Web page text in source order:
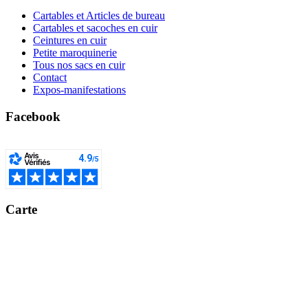
Cartables et Articles de bureau
Cartables et sacoches en cuir
Ceintures en cuir
Petite maroquinerie
Tous nos sacs en cuir
Contact
Expos-manifestations
Facebook
Carte